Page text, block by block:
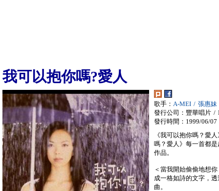
我可以抱你嗎?愛人
歌手： A-MEI / 張惠妹
發行公司：豐華唱片 /
發行時間：1999/06/07
《我可以抱你嗎？愛
嗎？愛人》每一首都
作品。
＜當我開始偷偷地想
成一格如詩的文字，
曲。